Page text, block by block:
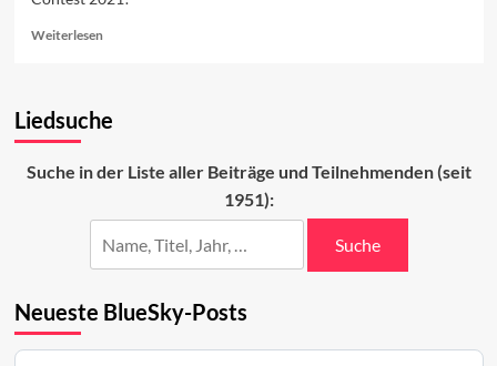
WeiterlesenRead
Top
ESC-
Liedsuche
Suche in der Liste aller Beiträge und Teilnehmenden (seit
1951):
Suche
Neueste BlueSky-Posts